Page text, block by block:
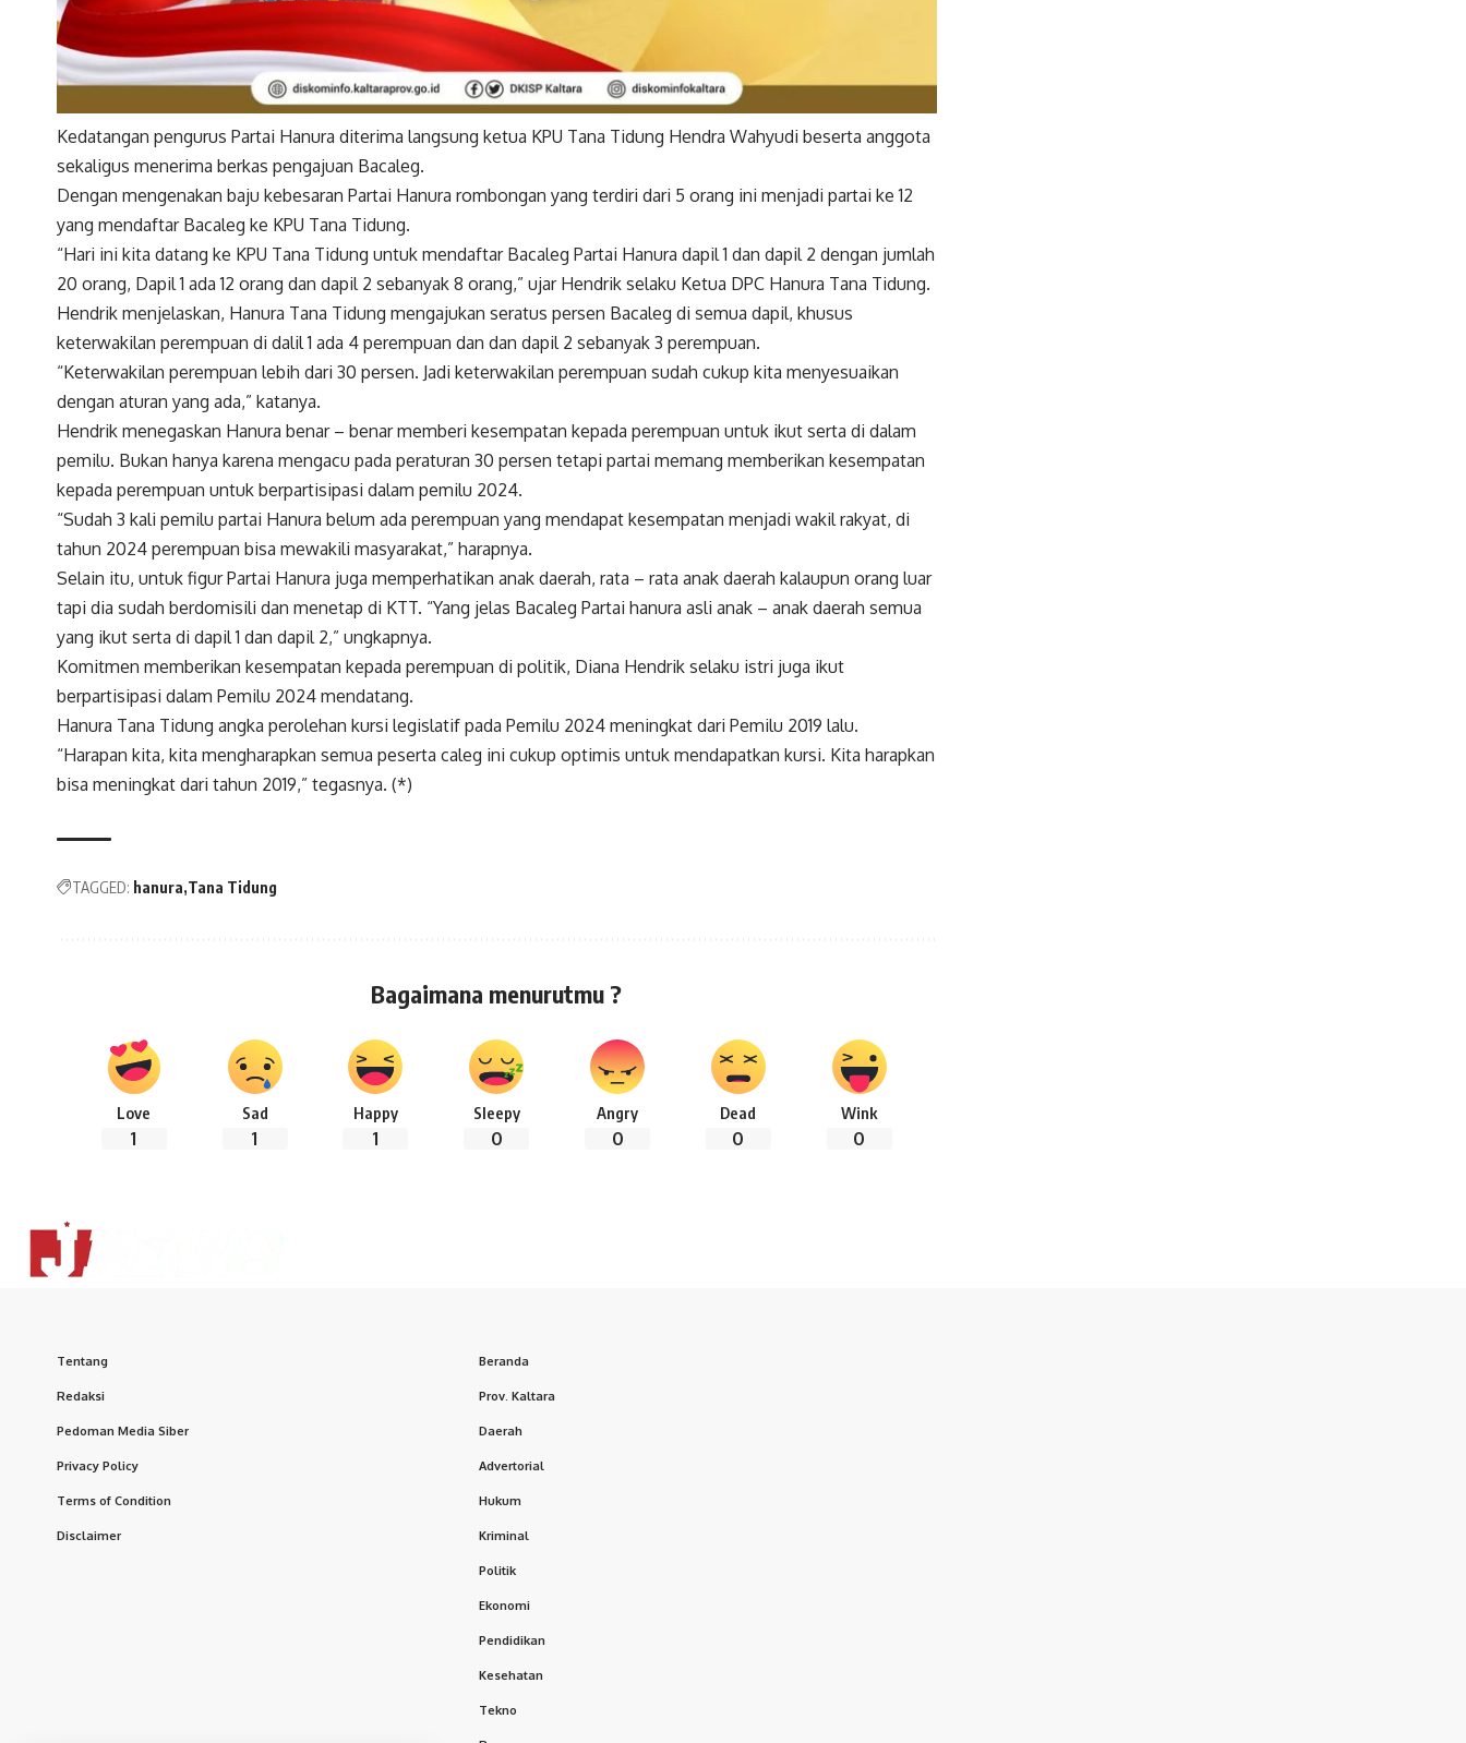
Kedatangan pengurus Partai Hanura diterima langsung ketua KPU Tana Tidung Hendra Wahyudi beserta anggota
sekaligus menerima berkas pengajuan Bacaleg.
Dengan mengenakan baju kebesaran Partai Hanura rombongan yang terdiri dari 5 orang ini menjadi partai ke 12
yang mendaftar Bacaleg ke KPU Tana Tidung.
“Hari ini kita datang ke KPU Tana Tidung untuk mendaftar Bacaleg Partai Hanura dapil 1 dan dapil 2 dengan jumlah
20 orang, Dapil 1 ada 12 orang dan dapil 2 sebanyak 8 orang,” ujar Hendrik selaku Ketua DPC Hanura Tana Tidung.
Hendrik menjelaskan, Hanura Tana Tidung mengajukan seratus persen Bacaleg di semua dapil, khusus
keterwakilan perempuan di dalil 1 ada 4 perempuan dan dan dapil 2 sebanyak 3 perempuan.
“Keterwakilan perempuan lebih dari 30 persen. Jadi keterwakilan perempuan sudah cukup kita menyesuaikan
dengan aturan yang ada,” katanya.
Hendrik menegaskan Hanura benar – benar memberi kesempatan kepada perempuan untuk ikut serta di dalam
pemilu. Bukan hanya karena mengacu pada peraturan 30 persen tetapi partai memang memberikan kesempatan
kepada perempuan untuk berpartisipasi dalam pemilu 2024.
“Sudah 3 kali pemilu partai Hanura belum ada perempuan yang mendapat kesempatan menjadi wakil rakyat, di
tahun 2024 perempuan bisa mewakili masyarakat,” harapnya.
Selain itu, untuk figur Partai Hanura juga memperhatikan anak daerah, rata – rata anak daerah kalaupun orang luar
tapi dia sudah berdomisili dan menetap di KTT. “Yang jelas Bacaleg Partai hanura asli anak – anak daerah semua
yang ikut serta di dapil 1 dan dapil 2,” ungkapnya.
Komitmen memberikan kesempatan kepada perempuan di politik, Diana Hendrik selaku istri juga ikut
berpartisipasi dalam Pemilu 2024 mendatang.
Hanura Tana Tidung angka perolehan kursi legislatif pada Pemilu 2024 meningkat dari Pemilu 2019 lalu.
“Harapan kita, kita mengharapkan semua peserta caleg ini cukup optimis untuk mendapatkan kursi. Kita harapkan
bisa meningkat dari tahun 2019,” tegasnya. (*)
TAGGED: hanura Tana Tidung
Bagaimana menurutmu ?
Love
1
Sad
1
Happy
1
Sleepy
0
Angry
0
Dead
0
Wink
0
Tentang
Redaksi
Pedoman Media Siber
Privacy Policy
Terms of Condition
Disclaimer
Beranda
Prov. Kaltara
Daerah
Advertorial
Hukum
Kriminal
Politik
Ekonomi
Pendidikan
Kesehatan
Tekno